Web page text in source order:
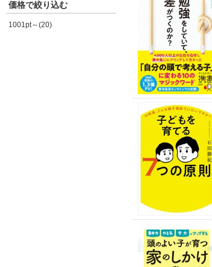
価格で絞り込む
1001pt～(20)